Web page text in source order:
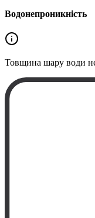
Водонепроникність
Товщина шару води